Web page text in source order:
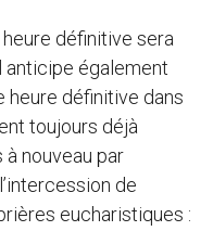
heure définitive sera
anticipe également
définitive dans
toujours déjà
nouveau par
de
eucharistiques :